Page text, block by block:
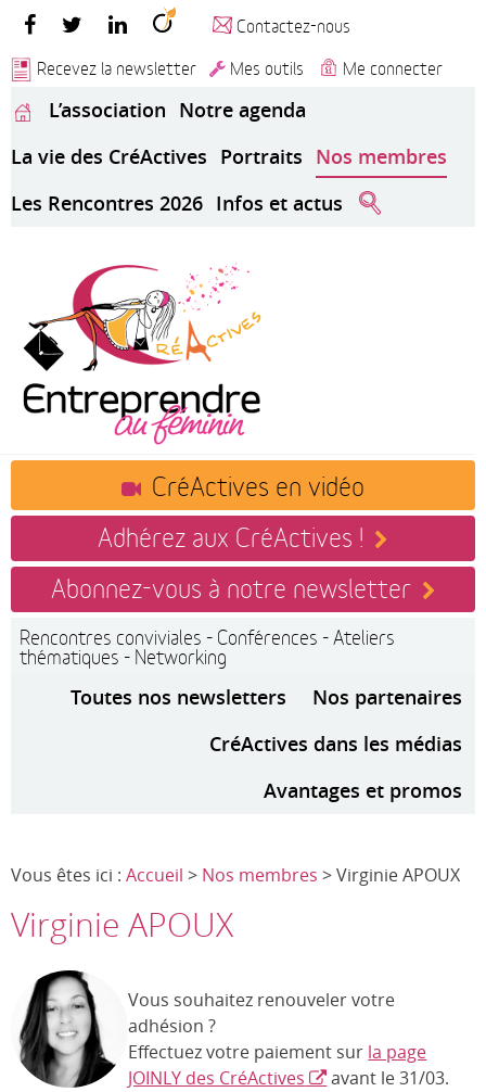
Contactez-nous
Recevez la newsletter
Mes outils Me connecter
L’association Notre agenda
La vie des CréActives Portraits Nos membres
Les Rencontres 2026 Infos et actus
CréActives en vidéo
Adhérez aux CréActives !
Abonnez-vous à notre newsletter
Rencontres conviviales - Conférences - Ateliers
thématiques - Networking
Toutes nos newsletters
Nos partenaires
CréActives dans les médias
Avantages et promos
Vous êtes ici : Accueil > Nos membres > Virginie APOUX
Virginie APOUX
Vous souhaitez renouveler votre
adhésion ?
Effectuez votre paiement sur la page
JOINLY des CréActives
avant le 31/03.